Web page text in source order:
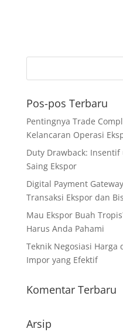
Pos-pos Terbaru
Pentingnya Trade
Kelancaran Operasi
Duty Drawback:
Saing Ekspor
Digital Payment
Transaksi Ekspor dan
Mau Ekspor Buah
Harus Anda Pahami
Teknik Negosiasi Harga
Impor yang Efektif
Komentar Terbaru
Arsip